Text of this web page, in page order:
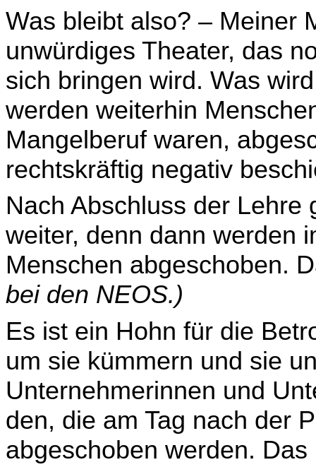
Was bleibt also? – Meiner
unwürdiges Theater, das
sich bringen wird. Was
werden weiterhin
Mangelberuf waren,
rechtskräftig negativ
Nach Abschluss der
weiter, denn dann werden
Menschen abgeschoben.
bei den NEOS.)
Es ist ein Hohn für die
um sie kümmern und sie
Unternehmerinnen und
den, die am Tag nach der
abgeschoben werden. Das